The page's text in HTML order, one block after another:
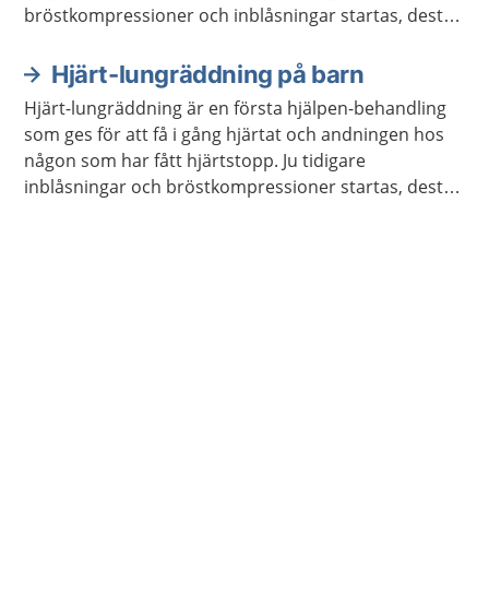
bröstkompressioner och inblåsningar startas, desto
lungräddning brukar förkortas HLR.
Hjärt-lungräddning på barn
Hjärt-lungräddning är en första hjälpen-behandling
som ges för att få i gång hjärtat och andningen hos
någon som har fått hjärtstopp. Ju tidigare
inblåsningar och bröstkompressioner startas, desto